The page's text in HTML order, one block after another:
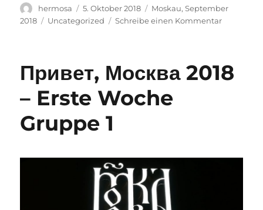
Autor
hermosa
Veröffentlicht
am
5. Oktober 2018 Stay
Moskau, September
2018
Kategorien
Uncategorized Schreibe einen Kommentarzu
–
Zweite
Привет, Москва 2018
– Erste Woche
Gruppe 1